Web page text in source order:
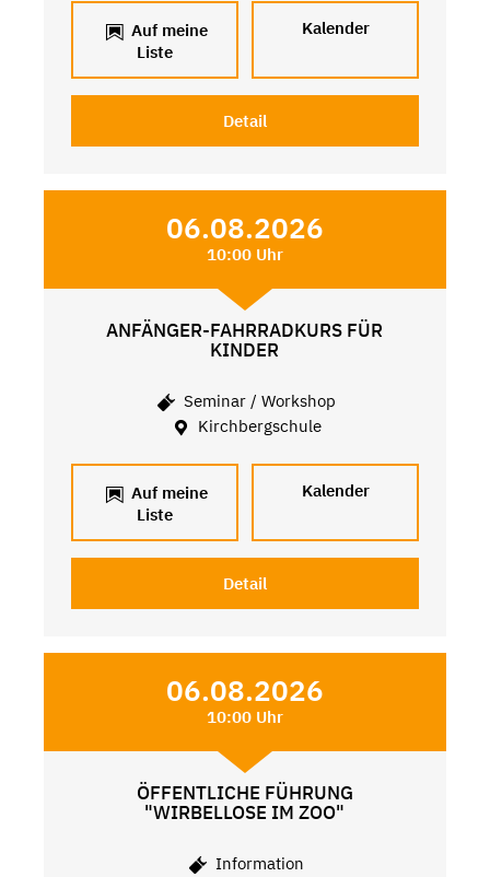
Auf meine
Liste
Kalender
Detail
06.08.2026
10:00 Uhr
ANFÄNGER-FAHRRADKURS FÜR
KINDER
Seminar / Workshop
Kirchbergschule
Auf meine
Liste
Kalender
Detail
06.08.2026
10:00 Uhr
ÖFFENTLICHE FÜHRUNG
"WIRBELLOSE IM ZOO"
Information